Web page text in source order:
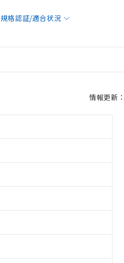
規格認証/適合状況
情報更新